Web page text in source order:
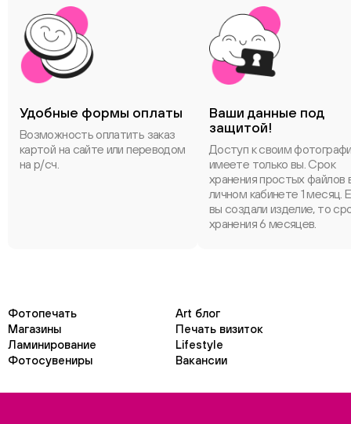
Удобные формы оплаты
Возможность оплатить заказ
картой на сайте или переводом
на р/сч.
Ваши данные под
защитой!
Доступ к своим
имеете только вы. Срок
хранения простых файлов
личном кабинете 1 месяц.
вы создали изделие, то
хранения 6 месяцев.
Фотопечать
Art блог
Магазины
Печать визиток
Ламинирование
Lifestyle
Фотосувениры
Вакансии